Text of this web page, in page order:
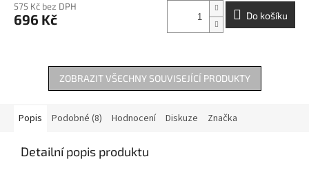
575 Kč bez DPH
696 Kč Do košíku
ZOBRAZIT VŠECHNY SOUVISEJÍCÍ PRODUKTY
Popis Podobné (8) Hodnocení Diskuze Značka
Detailní popis produktu